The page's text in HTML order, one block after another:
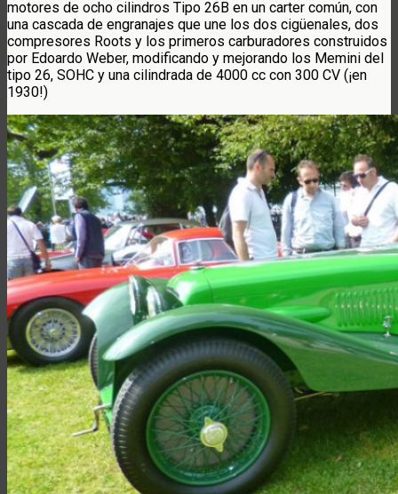
motores de ocho cilindros Tipo 26B en un carter común, con
una cascada de engranajes que une los dos cigüenales, dos
compresores Roots y los primeros carburadores construidos
por Edoardo Weber, modificando y mejorando los Memini del
tipo 26, SOHC y una cilindrada de 4000 cc con 300 CV (¡en
1930!)